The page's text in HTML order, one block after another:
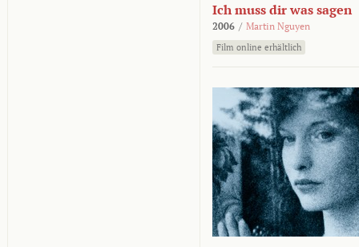
Ich muss dir was sagen
2006 / Martin Nguyen
Film online erhältlich